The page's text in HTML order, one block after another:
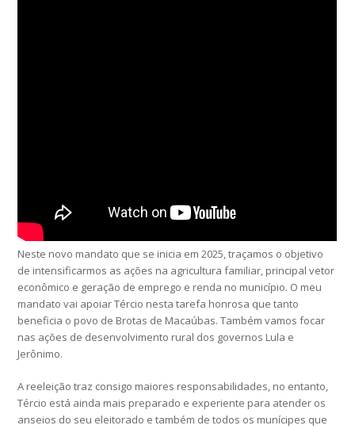
Neste novo mandato que se inicia em 2025, traçamos o objetivo
de intensificarmos as ações na agricultura familiar, principal vetor
econômico e geração de emprego e renda no município. O meu
mandato vai apoiar Tércio nesta tarefa honrosa que tanto
beneficia o povo de Brotas de Macaúbas. Também vamos focar
nas ações de desenvolvimento rural dos governos Lula e
Jerônimo.
A reeleição traz consigo maiores responsabilidades, no entanto,
Tércio está ainda mais preparado e experiente para atender os
anseios do seu eleitorado e também de todos os munícipes que